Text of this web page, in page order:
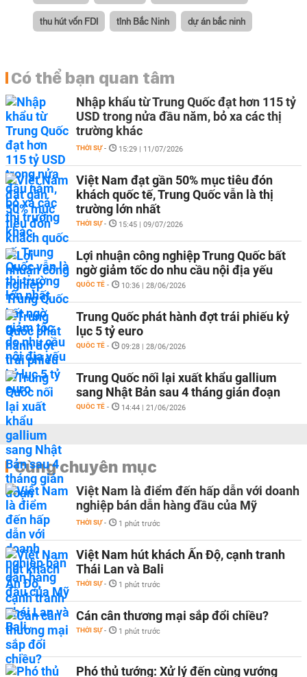
thu hút vốn FDI tỉnh Bắc Ninh dự án bắc ninh
Có thể bạn quan tâm
Nhập khẩu từ Trung Quốc đạt hơn 115 tỷ
USD trong nửa đầu năm, bỏ xa các thị
trường khác
THỜI SỰ - 15:29 | 11/07/2026
Việt Nam đạt gần 50% mục tiêu đón
khách quốc tế, Trung Quốc vẫn là thị
trường lớn nhất
THỜI SỰ - 15:45 | 09/07/2026
Lợi nhuận công nghiệp Trung Quốc bất
ngờ giảm tốc do nhu cầu nội địa yếu
QUỐC TẾ - 10:36 | 28/06/2026
Trung Quốc phát hành đợt trái phiếu kỷ
lục 5 tỷ euro
QUỐC TẾ - 09:28 | 28/06/2026
Trung Quốc nối lại xuất khẩu gallium
sang Nhật Bản sau 4 tháng gián đoạn
QUỐC TẾ - 14:44 | 21/06/2026
Cùng chuyên mục
Việt Nam là điểm đến hấp dẫn với doanh
nghiệp bán dẫn hàng đầu của Mỹ
THỜI SỰ - 1 phút trước
Việt Nam hút khách Ấn Độ, cạnh tranh
Thái Lan và Bali
THỜI SỰ - 1 phút trước
Cán cân thương mại sắp đổi chiều?
THỜI SỰ - 1 phút trước
Phó thủ tướng: Xử lý đến cùng vướng